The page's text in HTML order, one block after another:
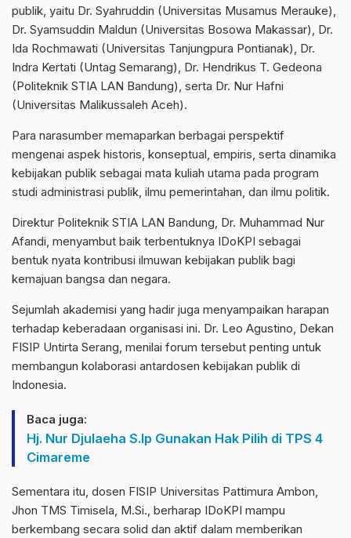
publik, yaitu Dr. Syahruddin (Universitas Musamus Merauke),
Dr. Syamsuddin Maldun (Universitas Bosowa Makassar), Dr.
Ida Rochmawati (Universitas Tanjungpura Pontianak), Dr.
Indra Kertati (Untag Semarang), Dr. Hendrikus T. Gedeona
(Politeknik STIA LAN Bandung), serta Dr. Nur Hafni
(Universitas Malikussaleh Aceh).
Para narasumber memaparkan berbagai perspektif
mengenai aspek historis, konseptual, empiris, serta dinamika
kebijakan publik sebagai mata kuliah utama pada program
studi administrasi publik, ilmu pemerintahan, dan ilmu politik.
Direktur Politeknik STIA LAN Bandung, Dr. Muhammad Nur
Afandi, menyambut baik terbentuknya IDoKPI sebagai
bentuk nyata kontribusi ilmuwan kebijakan publik bagi
kemajuan bangsa dan negara.
Sejumlah akademisi yang hadir juga menyampaikan harapan
terhadap keberadaan organisasi ini. Dr. Leo Agustino, Dekan
FISIP Untirta Serang, menilai forum tersebut penting untuk
membangun kolaborasi antardosen kebijakan publik di
Indonesia.
Baca juga:
Hj. Nur Djulaeha S.Ip Gunakan Hak Pilih di TPS 4
Cimareme
Sementara itu, dosen FISIP Universitas Pattimura Ambon,
Jhon TMS Timisela, M.Si., berharap IDoKPI mampu
berkembang secara solid dan aktif dalam memberikan